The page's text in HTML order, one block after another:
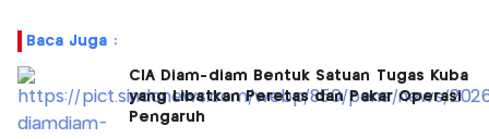
Baca Juga :
CIA Diam-diam Bentuk Satuan Tugas Kuba
yang Libatkan Peretas dan Pakar Operasi
Pengaruh